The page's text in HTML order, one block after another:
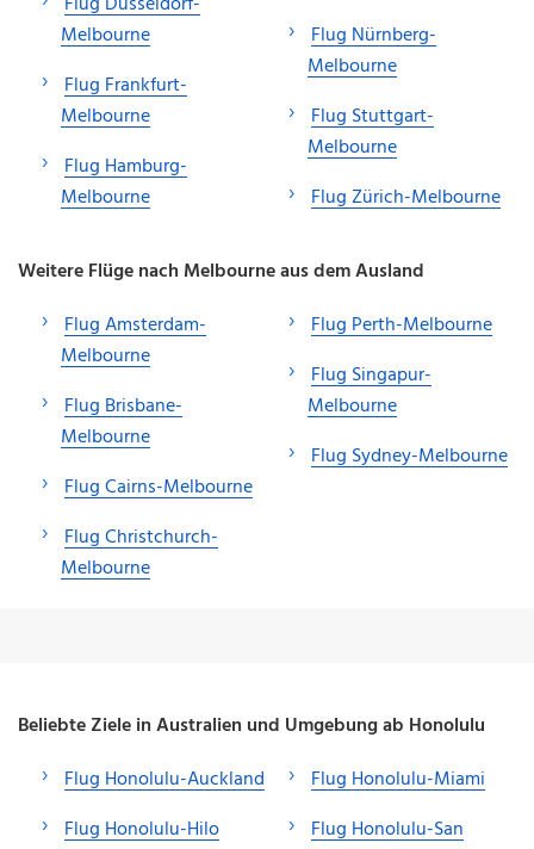
Melbourne
Flug Frankfurt-
Melbourne
Flug Hamburg-
Melbourne
Flug Nürnberg-
Melbourne
Flug Stuttgart-
Melbourne
Flug Zürich-Melbourne
Weitere Flüge nach Melbourne aus dem Ausland
Flug Amsterdam-
Melbourne
Flug Brisbane-
Melbourne
Flug Cairns-Melbourne
Flug Christchurch-
Melbourne
Flug Perth-Melbourne
Flug Singapur-
Melbourne
Flug Sydney-Melbourne
Beliebte Ziele in Australien und Umgebung ab Honolulu
Flug Honolulu-Auckland
Flug Honolulu-Hilo
Flug Honolulu-Miami
Flug Honolulu-San